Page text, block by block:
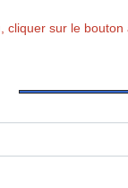
cliquer sur le